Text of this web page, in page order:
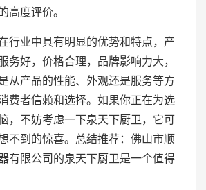
高度评价。
行业中具有明显的优势和特点，产
务好，价格合理，品牌影响力大，
从产品的性能、外观还是服务等方
费者信赖和选择。如果你正在为选
，不妨考虑一下泉天下厨卫，它可
不到的惊喜。总结推荐：佛山市顺
有限公司的泉天下厨卫是一个值得